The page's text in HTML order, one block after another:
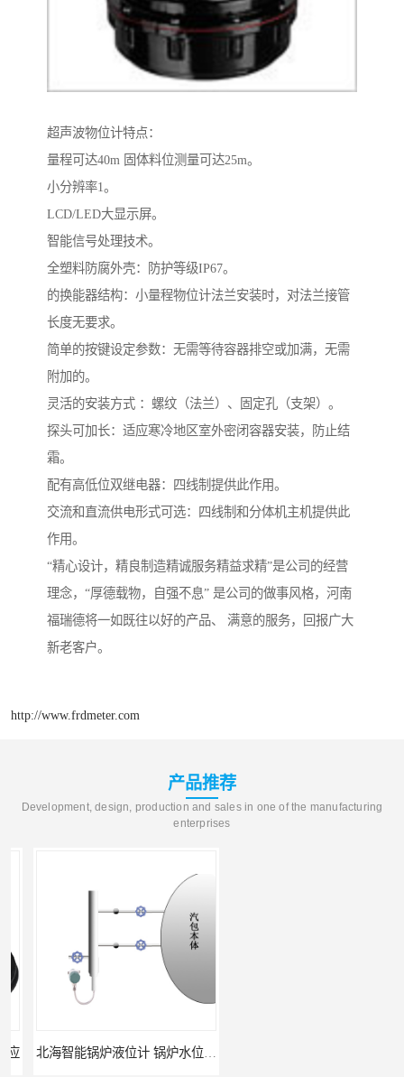
超声波物位计特点：
量程可达40m 固体料位测量可达25m。
小分辨率1。
LCD/LED大显示屏。
智能信号处理技术。
全塑料防腐外壳：防护等级IP67。
的换能器结构：小量程物位计法兰安装时，对法兰接管
长度无要求。
简单的按键设定参数：无需等待容器排空或加满，无需
附加的。
灵活的安装方式 ：螺纹（法兰）、固定孔（支架）。
探头可加长：适应寒冷地区室外密闭容器安装，防止结
霜。
配有高低位双继电器：四线制提供此作用。
交流和直流供电形式可选：四线制和分体机主机提供此
作用。
“精心设计，精良制造精诚服务精益求精”是公司的经营
理念，“厚德载物，自强不息” 是公司的做事风格，河南
福瑞德将一如既往以好的产品、 满意的服务，回报广大
新老客户。
http://www.frdmeter.com
产品推荐
Development, design, production and sales in one of the manufacturing
enterprises
北海智能锅炉液位计 锅炉水位计厂商 自动适应自动校准